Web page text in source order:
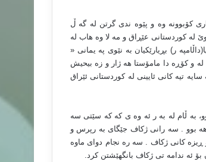
دانێشتنێکدا بڕیاری کۆبوونه وه و پێوه ندی گرتن له گه ڵ
له کوردستانی عێڕاق و مه لا وه هاب له
ر) بڕیارێکیان به نێوی په یمانی «
گه ڵ یه ک په سه ند کرد(4) . شایانی باسه که له و کۆڕه دا مامۆستا هه ژار و زه بیحیش
تیه کانی ئایینی له کوردستانی ئێراق
به ڵام له به ر ئه وه ی که که سێتی سه
بوو . سه رانی ژکاف جێگای به رپرس و
کانی ژکاف . سه ره نجام دوای ماوه
ئه ندامه تی ژکاف بانگهێشتن کرد.